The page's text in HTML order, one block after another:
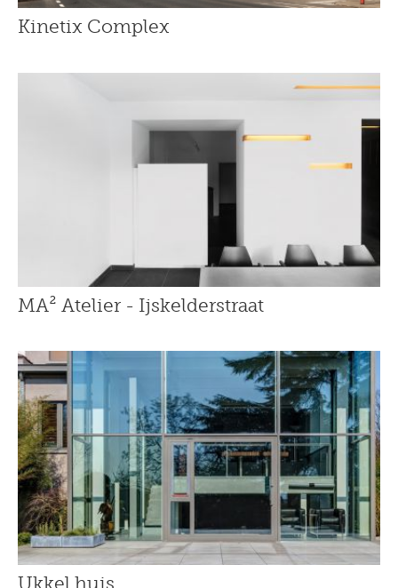
Kinetix Complex
MA² Atelier - Ijskelderstraat
Ukkel huis